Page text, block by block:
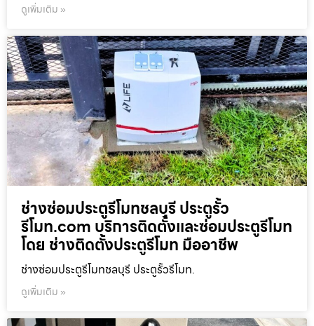
ดูเพิ่มเติม »
ช่างซ่อมประตูรีโมทชลบุรี ประตูรั้ว
รีโมท.com บริการติดตั้งและซ่อมประตูรีโมท
โดย ช่างติดตั้งประตูรีโมท มืออาชีพ
ช่างซ่อมประตูรีโมทชลบุรี ประตูรั้วรีโมท.
ดูเพิ่มเติม »